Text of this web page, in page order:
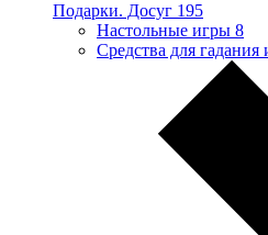
Подарки. Досуг 195
Настольные игры 8
Средства для